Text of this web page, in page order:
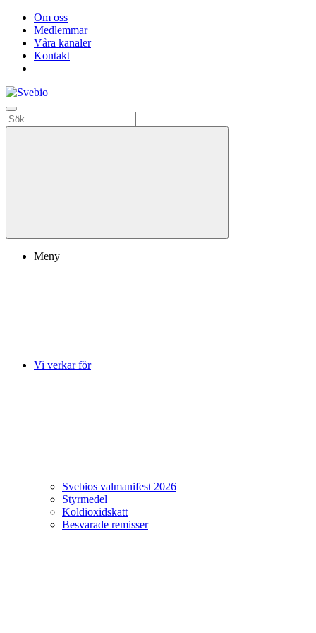
Om oss
Medlemmar
Våra kanaler
Kontakt
Meny
Vi verkar för
Svebios valmanifest 2026
Styrmedel
Koldioxidskatt
Besvarade remisser